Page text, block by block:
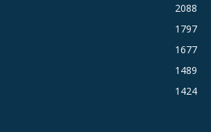
2088
1797
1677
1489
1424